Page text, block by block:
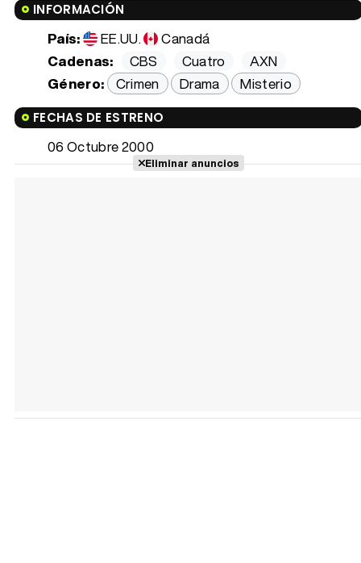
INFORMACIÓN
País: EE.UU.
Canadá
Cadenas:
CBS Cuatro
AXN
Género: Crimen Drama Misterio
FECHAS DE ESTRENO
06 Octubre 2000
Eliminar anuncios